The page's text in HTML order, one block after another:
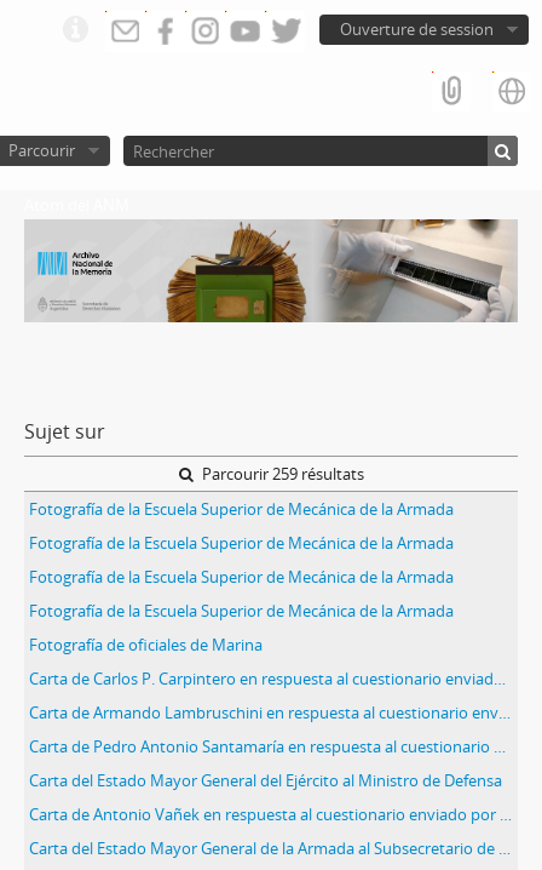
Ouverture de session
Parcourir
Sujet sur
Parcourir 259 résultats
Fotografía de la Escuela Superior de Mecánica de la Armada
Fotografía de la Escuela Superior de Mecánica de la Armada
Fotografía de la Escuela Superior de Mecánica de la Armada
Fotografía de la Escuela Superior de Mecánica de la Armada
Fotografía de oficiales de Marina
Carta de Carlos P. Carpintero en respuesta al cuestionario enviado por la CONADEP
Carta de Armando Lambruschini en respuesta al cuestionario enviado por la CONADEP
Carta de Pedro Antonio Santamaría en respuesta al cuestionario enviado por la CONADEP
Carta del Estado Mayor General del Ejército al Ministro de Defensa
Carta de Antonio Vañek en respuesta al cuestionario enviado por la CONADEP
Carta del Estado Mayor General de la Armada al Subsecretario de Defensa